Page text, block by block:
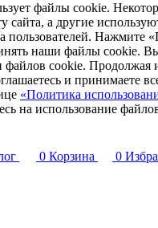
файлы cookie.
сайта, а другие
пользователей. Нажмите
наши файлы cookie.
файлов cookie. Продолжая
и принимаете
«Политика
на использование
0 Корзина 0